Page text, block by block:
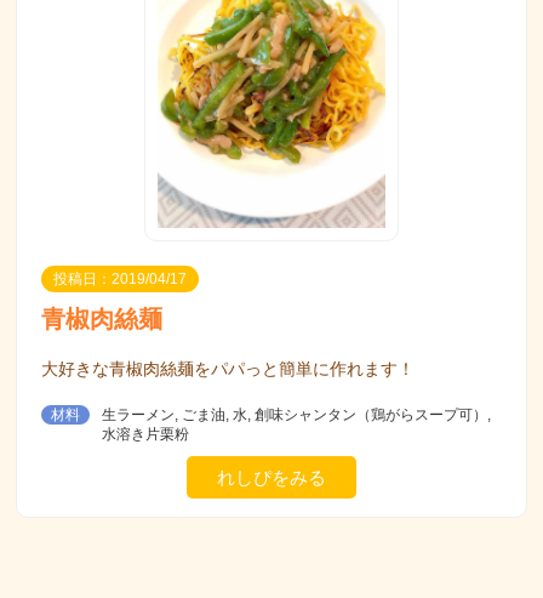
投稿日：2019/04/17
青椒肉絲麺
大好きな青椒肉絲麺をパパっと簡単に作れます！
材料
生ラーメン, ごま油, 水, 創味シャンタン（鶏がらスープ可）,
水溶き片栗粉
れしぴをみる